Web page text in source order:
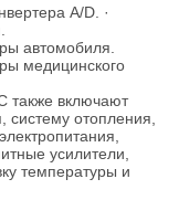
A/D. ·
автомобиля.
медицинского
также включают
систему отопления,
усилители,
температуры и